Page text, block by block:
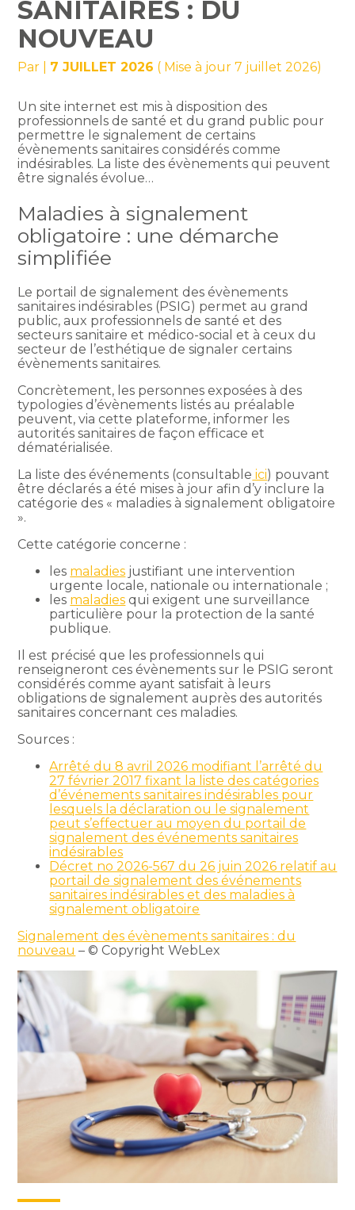
SANITAIRES : DU
NOUVEAU
Par 7 JUILLET 2026 ( Mise à jour 7 juillet 2026)
Un site internet est mis à disposition des
professionnels de santé et du grand public pour
permettre le signalement de certains
évènements sanitaires considérés comme
indésirables. La liste des évènements qui peuvent
être signalés évolue…
Maladies à signalement
obligatoire : une démarche
simplifiée
Le portail de signalement des évènements
sanitaires indésirables (PSIG) permet au grand
public, aux professionnels de santé et des
secteurs sanitaire et médico-social et à ceux du
secteur de l’esthétique de signaler certains
évènements sanitaires.
Concrètement, les personnes exposées à des
typologies d’évènements listés au préalable
peuvent, via cette plateforme, informer les
autorités sanitaires de façon efficace et
dématérialisée.
La liste des événements (consultable ici) pouvant
être déclarés a été mises à jour afin d’y inclure la
catégorie des « maladies à signalement obligatoire
».
Cette catégorie concerne :
les maladies justifiant une intervention
urgente locale, nationale ou internationale ;
les maladies qui exigent une surveillance
particulière pour la protection de la santé
publique.
Il est précisé que les professionnels qui
renseigneront ces évènements sur le PSIG seront
considérés comme ayant satisfait à leurs
obligations de signalement auprès des autorités
sanitaires concernant ces maladies.
Sources :
Arrêté du 8 avril 2026 modifiant l’arrêté du
27 février 2017 fixant la liste des catégories
d’événements sanitaires indésirables pour
lesquels la déclaration ou le signalement
peut s’effectuer au moyen du portail de
signalement des événements sanitaires
indésirables
Décret no 2026-567 du 26 juin 2026 relatif au
portail de signalement des événements
sanitaires indésirables et des maladies à
signalement obligatoire
Signalement des évènements sanitaires : du
nouveau – © Copyright WebLex